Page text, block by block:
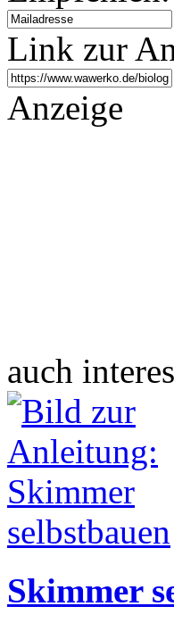
Link zur
Anzeige
auch
Skimmer